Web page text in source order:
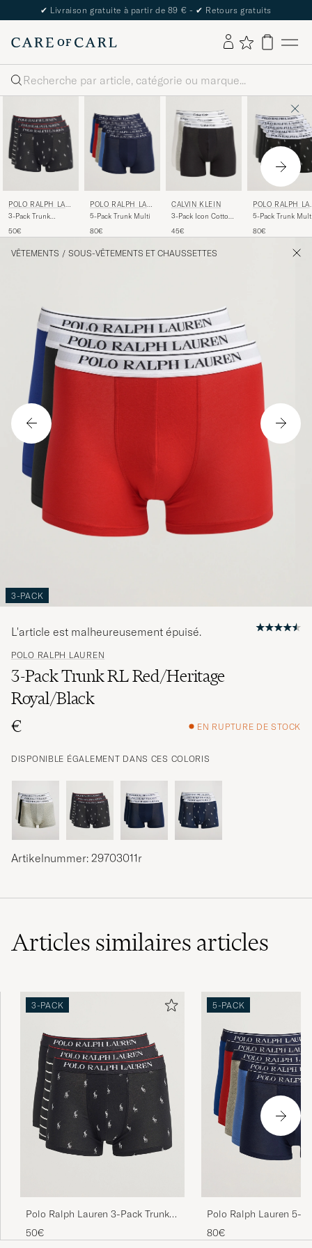
✔ Livraison gratuite à partir de 89 € - ✔ Retours gratuits
Rechercher
POLO RALPH LAU
REN
3-Pack Trunk
50€
POLO RALPH LAU
REN
5-Pack Trunk Multi
80€
CALVIN KLEIN
3-Pack Icon Cotton
White/Black/Grey
45€
POLO RALPH
REN
5-Pack Trunk
80€
VÊTEMENTS / SOUS-VÊTEMENTS ET CHAUSSETTES
3-PACK
POLO RALPH LAUREN
3-Pack Trunk RL Red/Heritage
Royal/Black
€
EN RUPTURE DE STOCK
DISPONIBLE ÉGALEMENT DANS CES COLORIS
L'article est malheureusement épuisé.
Artikelnummer: 29703011r
Articles similaires articles
3-PACK
Polo Ralph Lauren 3-Pack Trunk
Black/Stripe/Pony
50€
5-PACK
Polo Ralph Lauren 5-
Multi
80€